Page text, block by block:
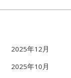
2025年12月
2025年10月